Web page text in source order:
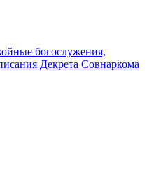
богослужения,
Декрета Совнаркома